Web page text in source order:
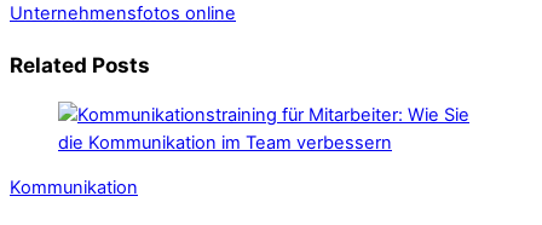
Unternehmensfotos online
Related Posts
Kommunikation